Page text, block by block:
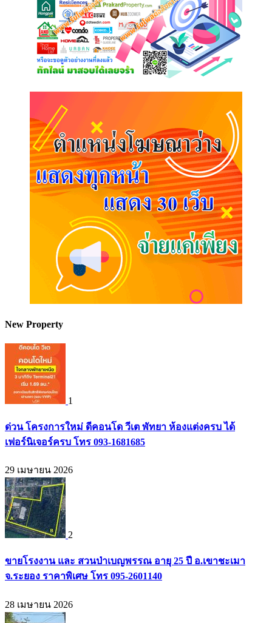
New Property
1
ด่วน โครงการใหม่ ดีคอนโด วีเต พัทยา ห้องแต่งครบ ได้
เฟอร์นิเจอร์ครบ โทร 093-1681685
29 เมษายน 2026
2
ขายโรงงาน และ สวนป่าเบญพรรณ อายุ 25 ปี อ.เขาชะเมา
จ.ระยอง ราคาพิเศษ โทร 095-2601140
28 เมษายน 2026